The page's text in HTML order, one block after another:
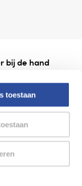
toestaan
bij de hand